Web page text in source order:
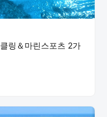
링＆마린스포츠 2가